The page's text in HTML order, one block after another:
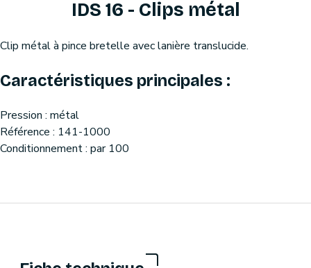
IDS 16 - Clips métal
Clip métal à pince bretelle avec lanière translucide.
Caractéristiques principales :
Pression : métal
Référence : 141-1000
Conditionnement : par 100